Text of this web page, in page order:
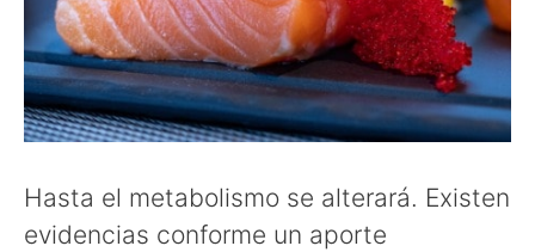
Hasta el metabolismo se alterará. Existen
evidencias conforme un aporte